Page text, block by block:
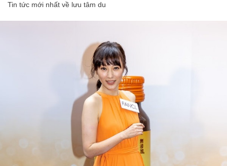
Tin tức mới nhất về lưu tâm du